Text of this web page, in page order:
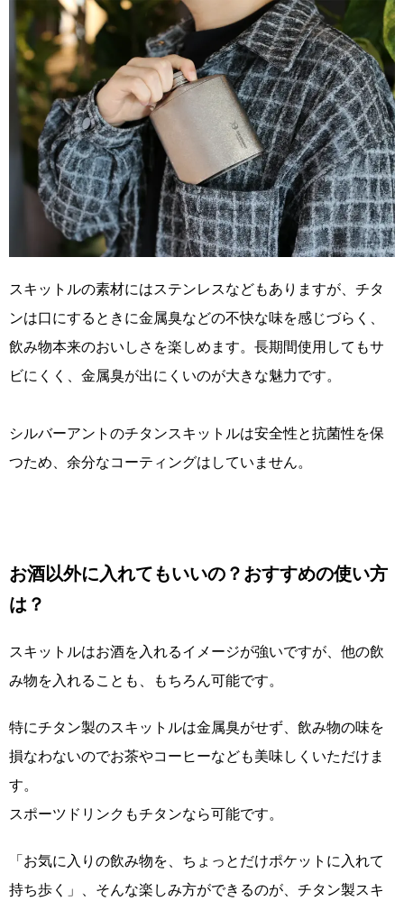
スキットルの素材にはステンレスなどもありますが、チタ
ンは口にするときに金属臭などの不快な味を感じづらく、
飲み物本来のおいしさを楽しめます。長期間使用してもサ
ビにくく、金属臭が出にくいのが大きな魅力です。
シルバーアントのチタンスキットルは安全性と抗菌性を保
つため、余分なコーティングはしていません。
お酒以外に入れてもいいの？おすすめの使い方
は？
スキットルはお酒を入れるイメージが強いですが、他の飲
み物を入れることも、もちろん可能です。
特にチタン製のスキットルは金属臭がせず、飲み物の味を
損なわないのでお茶やコーヒーなども美味しくいただけま
す。
スポーツドリンクもチタンなら可能です。
「お気に入りの飲み物を、ちょっとだけポケットに入れて
持ち歩く」、そんな楽しみ方ができるのが、チタン製スキ